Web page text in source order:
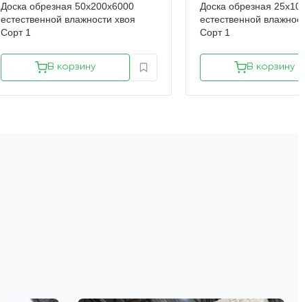
Доска обрезная 50х200х6000
естественной влажности хвоя
Сорт 1
В корзину
Доска обрезная
естественной
Сорт 1
В корзину